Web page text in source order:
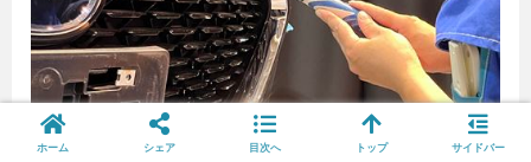
ホーム シェア 目次へ トップ サイドバー